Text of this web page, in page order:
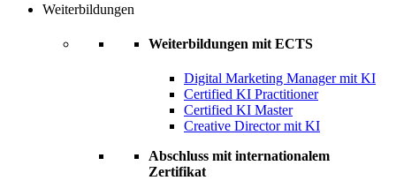
Weiterbildungen
Weiterbildungen mit ECTS
Digital Marketing Manager mit KI
Certified KI Practitioner
Certified KI Master
Creative Director mit KI
Abschluss mit internationalem
Zertifikat